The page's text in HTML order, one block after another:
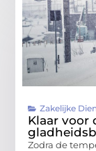
Zakelijke
Klaar voor
Zodra de